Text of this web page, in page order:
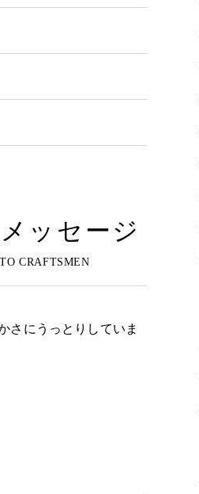
ッセージ
さにうっとりしていま